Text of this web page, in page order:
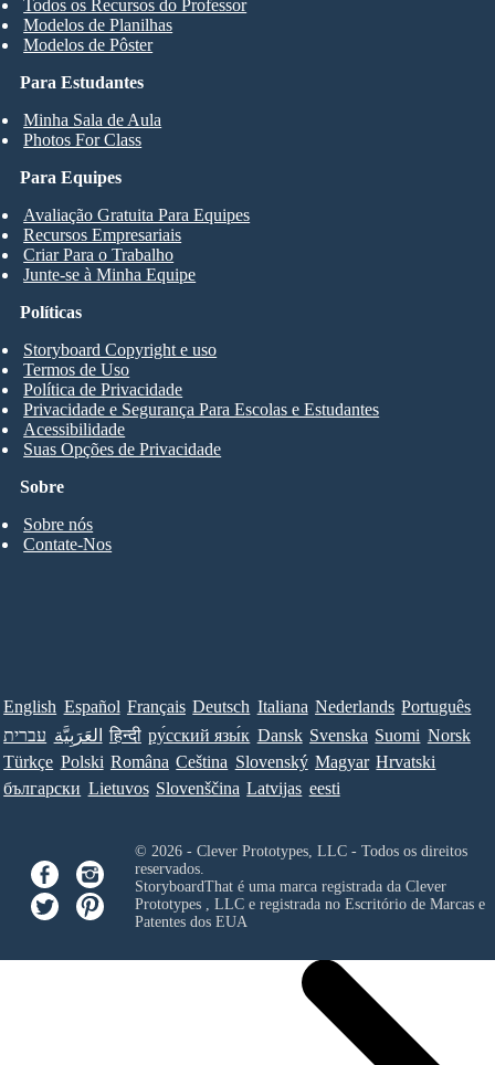
Para Estudantes
Minha Sala de Aula
Photos For Class
Todos os Recursos do Professor
Modelos de Planilhas
Modelos de Pôster
Para Equipes
Avaliação Gratuita Para Equipes
Recursos Empresariais
Criar Para o Trabalho
Junte-se à Minha Equipe
Sobre
Sobre nós
Contate-Nos
Políticas
Storyboard Copyright e uso
Termos de Uso
Política de Privacidade
Privacidade e Segurança Para Escolas e Estudantes
Acessibilidade
Suas Opções de Privacidade
English Español Français Deutsch Italiana Nederlands Português
עברית العَرَبِيَّة हिन्दी ру́сский язы́к Dansk Svenska Suomi Norsk
Türkçe Polski Româna Ceština Slovenský Magyar Hrvatski
български Lietuvos Slovenščina Latvijas eesti
© 2026 - Clever Prototypes, LLC - Todos os direitos
reservados.
StoryboardThat é uma marca registrada da Clever
Prototypes , LLCe registrada no Escritório de Marcas e
Patentes dos EUA